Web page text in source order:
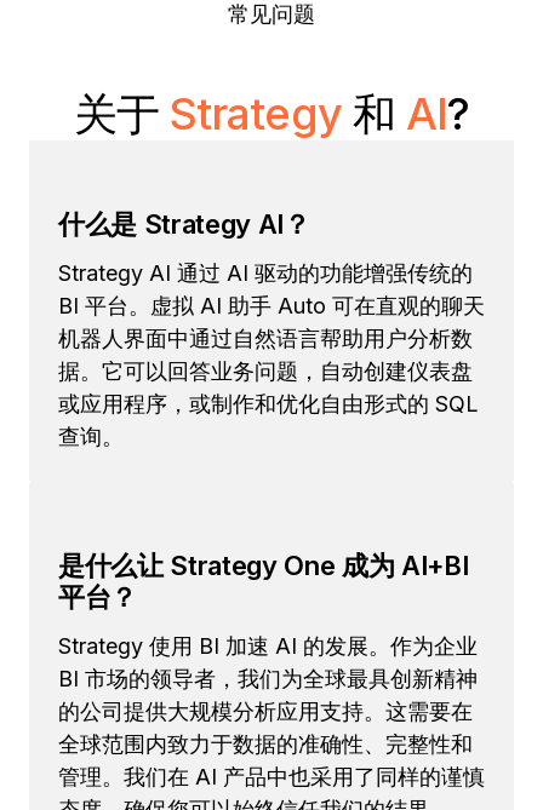
常见问题
关于 Strategy和 AI?
什么是 Strategy AI？
Strategy AI 通过 AI 驱动的功能增强传统的
BI 平台。虚拟 AI 助手 Auto 可在直观的聊天
机器人界面中通过自然语言帮助用户分析数
据。它可以回答业务问题，自动创建仪表盘
或应用程序，或制作和优化自由形式的 SQL
查询。
是什么让 Strategy One 成为 AI+BI
平台？
Strategy 使用 BI 加速 AI 的发展。作为企业
BI 市场的领导者，我们为全球最具创新精神
的公司提供大规模分析应用支持。这需要在
全球范围内致力于数据的准确性、完整性和
管理。我们在 AI 产品中也采用了同样的谨慎